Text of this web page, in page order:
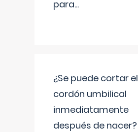
para...
¿Se puede cortar el
cordón umbilical
inmediatamente
después de nacer?